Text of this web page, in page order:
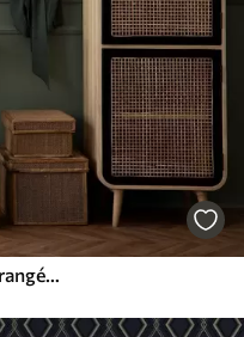
Fond vert sarcelle foncé avec des rangées verticales de losanges